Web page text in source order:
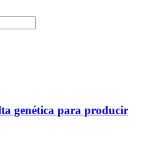
genética para producir